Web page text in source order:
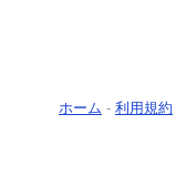
ホーム - 利用規約